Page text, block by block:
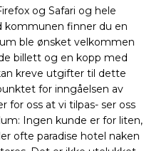
og Safari og hele
kommunen finner du en
ble ønsket velkommen
billett og en kopp med
kreve utgifter til dette
for inngåelsen av
for oss at vi tilpas- ser oss
Ingen kunde er for liten,
ofte paradise hotel naken